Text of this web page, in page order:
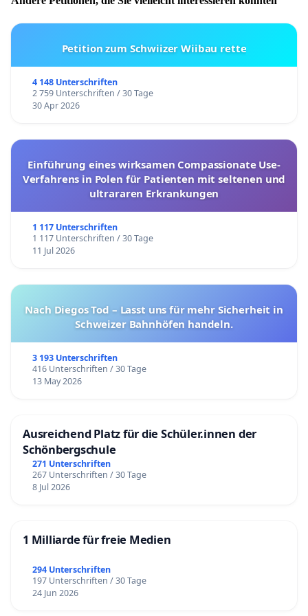
Instagram.
Petition zum Schwiizer Wiibau rette
4 148 Unterschriften
2 759 Unterschriften / 30 Tage
30 Apr 2026
Einführung eines wirksamen Compassionate Use-
Verfahrens in Polen für Patienten mit seltenen und
ultrararen Erkrankungen
1 117 Unterschriften
1 117 Unterschriften / 30 Tage
11 Jul 2026
Nach Diegos Tod – Lasst uns für mehr Sicherheit in
Schweizer Bahnhöfen handeln.
3 193 Unterschriften
416 Unterschriften / 30 Tage
13 May 2026
Ausreichend Platz für die Schüler.innen der
Schönbergschule
271 Unterschriften
267 Unterschriften / 30 Tage
8 Jul 2026
1 Milliarde für freie Medien
294 Unterschriften
197 Unterschriften / 30 Tage
24 Jun 2026